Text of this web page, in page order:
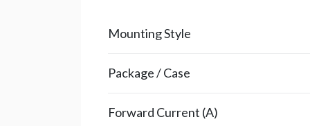
Mounting Style
Package / Case
Forward Current (A)